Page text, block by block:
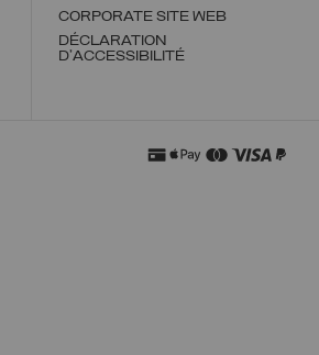
CORPORATE SITE WEB
DÉCLARATION
D'ACCESSIBILITÉ